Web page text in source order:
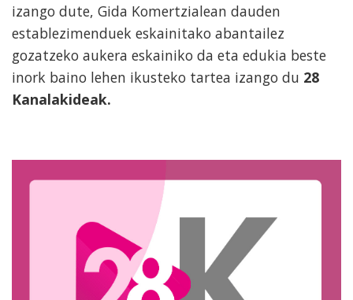
izango dute, Gida Komertzialean dauden
establezimenduek eskainitako abantailez
gozatzeko aukera eskainiko da eta edukia beste
inork baino lehen ikusteko tartea izango du 28
Kanalakideak.